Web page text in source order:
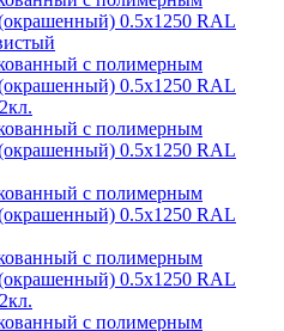
0.5x1250 RAL
с полимерным
0.5x1250 RAL
с полимерным
0.5x1250 RAL
с полимерным
0.5x1250 RAL
с полимерным
0.5x1250 RAL
с полимерным